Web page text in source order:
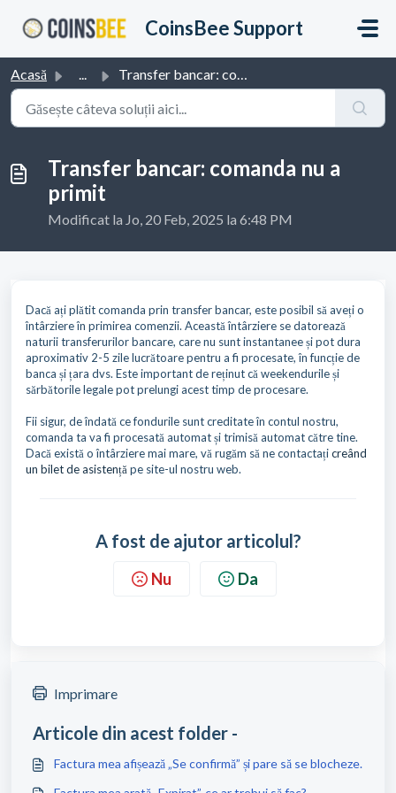
CoinsBee Support
Acasă ... Transfer bancar: comanda nu a primit
Transfer bancar: comanda nu a
primit
Modificat la Jo, 20 Feb, 2025 la 6:48 PM
Dacă ați plătit comanda prin transfer bancar, este posibil să aveți o
întârziere în primirea comenzii. Această întârziere se datorează
naturii transferurilor bancare, care nu sunt instantanee și pot dura
aproximativ 2-5 zile lucrătoare pentru a fi procesate, în funcție de
banca și țara dvs. Este important de reținut că weekendurile și
sărbătorile legale pot prelungi acest timp de procesare.
Fii sigur, de îndată ce fondurile sunt creditate în contul nostru,
comanda ta va fi procesată automat și trimisă automat către tine.
Dacă există o întârziere mai mare, vă rugăm să ne contactațicreând
un bilet de asistență pe site-ul nostru web.
A fost de ajutor articolul?
Nu Da
Imprimare
Articole din acest folder -
Factura mea afișează „Se confirmă” și pare să se blocheze.